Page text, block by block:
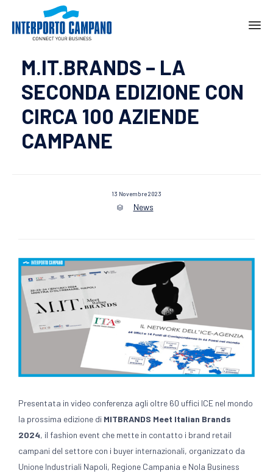
M.IT.BRANDS – LA
SECONDA EDIZIONE CON
CIRCA 100 AZIENDE
CAMPANE
13 Novembre 2023
 Category
News
Presentata in video conferenza agli oltre 60 uffici ICE nel mondo
la prossima edizione di MITBRANDS Meet Italian Brands
2024, il fashion event che mette in contatto i brand retail
campani del settore con i buyer internazionali, organizzato da
Unione Industriali Napoli, Regione Campania e Nola Business